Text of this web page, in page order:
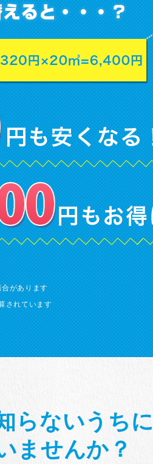
があります
されています
らないうちに
ませんか？